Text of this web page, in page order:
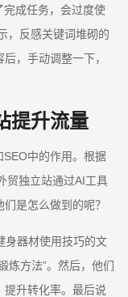
完成任务，会过度使
，反感关键词堆砌的
，手动调整一下，
提升流量
中的作用。根据
贸独立站通过AI工具
是怎么做到的呢？
身器材使用技巧的文
炼方法”。然后，他们
升转化率。最后说